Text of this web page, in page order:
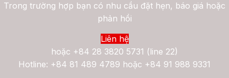
Trong trường hợp bạn có nhu cầu đặt hẹn, báo giá hoặc
phản hồi
Liên hệ
hoặc +84 28 3820 5731 (line 22)
Hotline: +84 81 489 4789 hoặc +84 91 988 9331